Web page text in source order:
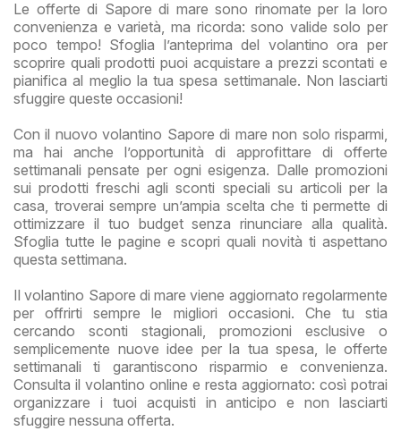
Le offerte di Sapore di mare sono rinomate per la loro
convenienza e varietà, ma ricorda: sono valide solo per
poco tempo! Sfoglia l’anteprima del volantino ora per
scoprire quali prodotti puoi acquistare a prezzi scontati e
pianifica al meglio la tua spesa settimanale. Non lasciarti
sfuggire queste occasioni!
Con il nuovo volantino Sapore di mare non solo risparmi,
ma hai anche l’opportunità di approfittare di offerte
settimanali pensate per ogni esigenza. Dalle promozioni
sui prodotti freschi agli sconti speciali su articoli per la
casa, troverai sempre un’ampia scelta che ti permette di
ottimizzare il tuo budget senza rinunciare alla qualità.
Sfoglia tutte le pagine e scopri quali novità ti aspettano
questa settimana.
Il volantino Sapore di mare viene aggiornato regolarmente
per offrirti sempre le migliori occasioni. Che tu stia
cercando sconti stagionali, promozioni esclusive o
semplicemente nuove idee per la tua spesa, le offerte
settimanali ti garantiscono risparmio e convenienza.
Consulta il volantino online e resta aggiornato: così potrai
organizzare i tuoi acquisti in anticipo e non lasciarti
sfuggire nessuna offerta.